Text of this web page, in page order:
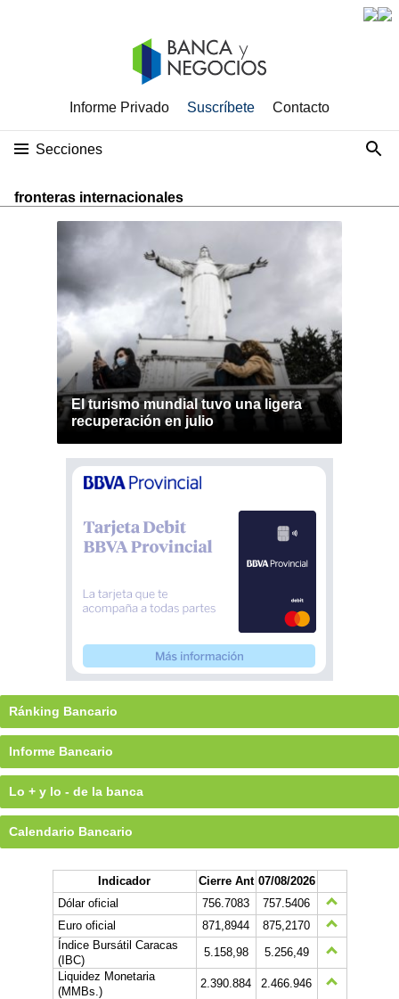
Informe Privado Suscríbete Contacto
Secciones
fronteras internacionales
El turismo mundial tuvo una ligera
recuperación en julio
Ránking Bancario
Informe Bancario
Lo + y lo - de la banca
Calendario Bancario
Indicador Cierre Ant 07/08/2026
Dólar oficial
756.7083
757.5406
Euro oficial
871,8944
875,2170
Índice Bursátil Caracas
(IBC)
5.158,98
5.256,49
Liquidez Monetaria
(MMBs.)
2.390.884
2.466.946